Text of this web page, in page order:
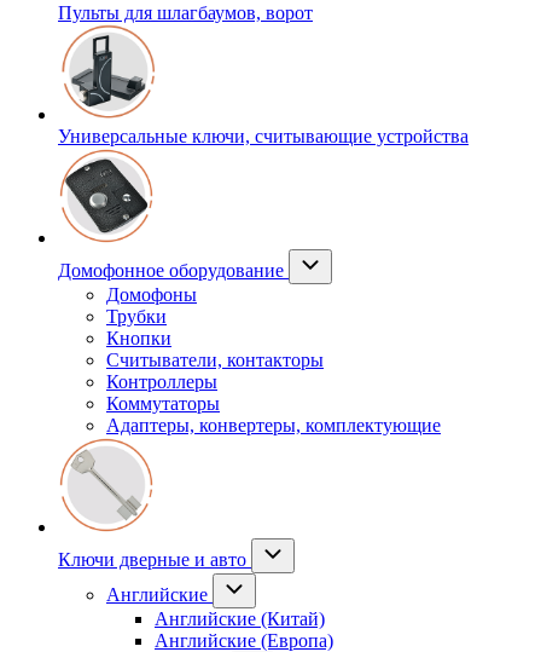
Пульты для шлагбаумов, ворот
Универсальные ключи, считывающие устройства
Домофонное оборудование
Домофоны
Трубки
Кнопки
Считыватели, контакторы
Контроллеры
Коммутаторы
Адаптеры, конвертеры, комплектующие
Ключи дверные и авто
Английские
Английские (Китай)
Английские (Европа)